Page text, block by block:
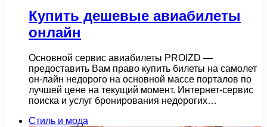
Купить дешевые авиабилеты
онлайн
Основной сервис авиабилеты PROIZD —
предоставить Вам право купить билеты на самолет
он-лайн недорого на основной массе порталов по
лучшей цене на текущий момент. Интернет-сервис
поиска и услуг бронирования недорогих…
Стиль и мода